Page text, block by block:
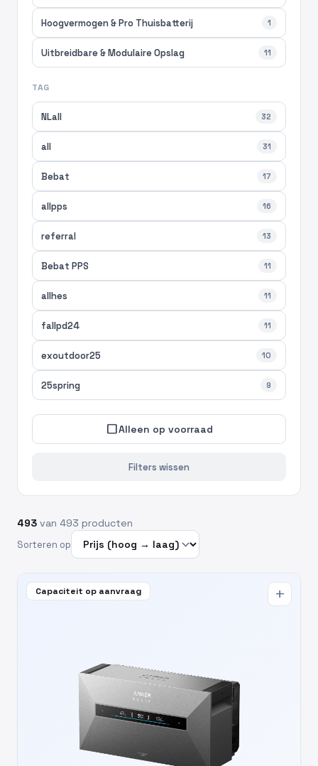
Hoogvermogen & Pro Thuisbatterij 1
Uitbreidbare & Modulaire Opslag 11
TAG
NLall 32
all 31
Bebat 17
allpps 16
referral 13
Bebat PPS 11
allhes 11
fallpd24 11
exoutdoor25 10
25spring 9
check_box_outline_blankAlleen op voorraad
Filters wissen
493 van 493 producten
Sorteren op
Capaciteit op aanvraag add